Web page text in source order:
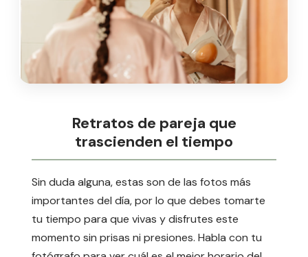
Retratos de pareja que
trascienden el tiempo
Sin duda alguna, estas son de las fotos más
importantes del día, por lo que debes tomarte
tu tiempo para que vivas y disfrutes este
momento sin prisas ni presiones. Habla con tu